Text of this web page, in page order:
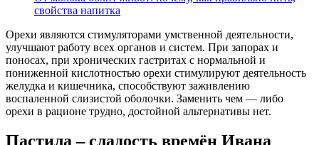
свойства напитка
Орехи являются стимуляторами умственной деятельности,
улучшают работу всех органов и систем. При запорах и
поносах, при хронических гастритах с нормальной и
пониженной кислотностью орехи стимулируют деятельность
желудка и кишечника, способствуют заживлению
воспаленной слизистой оболочки. Заменить чем — либо
орехи в рационе трудно, достойной альтернативы нет.
Пастила – сладость времён Ивана